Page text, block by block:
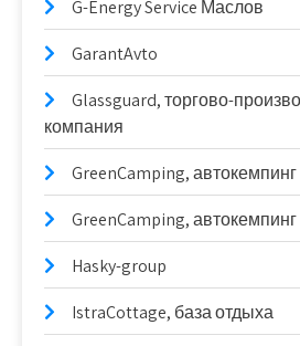
G-Energy Service Маслов
GarantAvto
Glassguard, торгово-
компания
GreenCamping, автокемпинг
GreenCamping, автокемпинг
Hasky-group
IstraCottage, база отдыха